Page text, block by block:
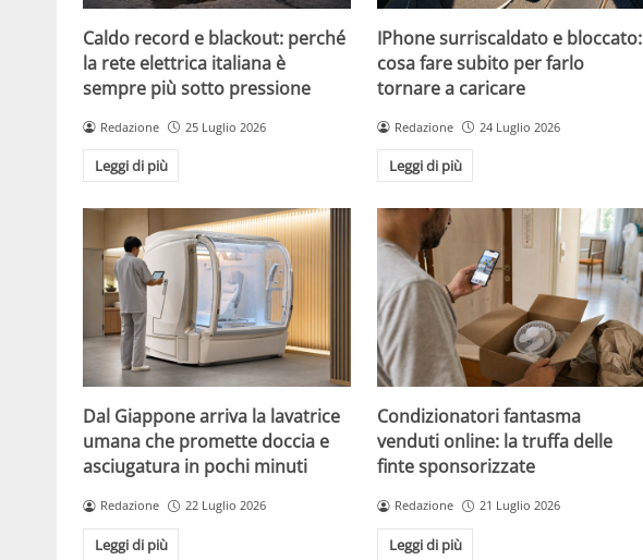
Caldo record e blackout: perché
la rete elettrica italiana è
sempre più sotto pressione
Redazione 25 Luglio 2026
Leggi di più
IPhone surriscaldato e bloccato:
cosa fare subito per farlo
tornare a caricare
Redazione 24 Luglio 2026
Leggi di più
Dal Giappone arriva la lavatrice
umana che promette doccia e
asciugatura in pochi minuti
Redazione 22 Luglio 2026
Leggi di più
Condizionatori fantasma
venduti online: la truffa delle
finte sponsorizzate
Redazione 21 Luglio 2026
Leggi di più